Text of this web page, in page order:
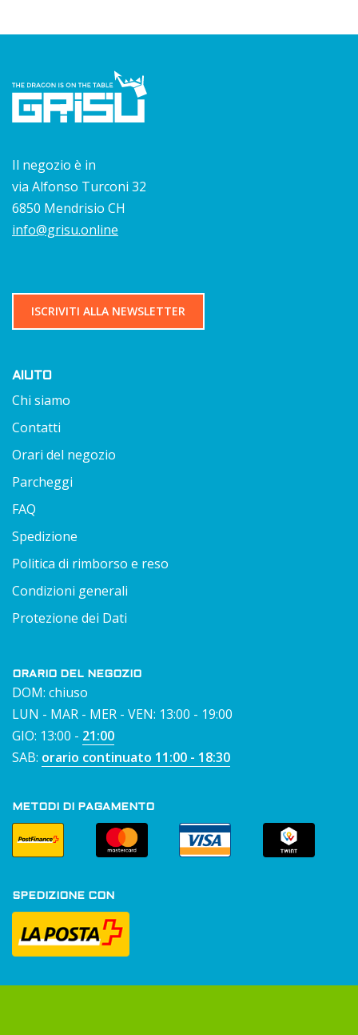
Il negozio è in
via Alfonso Turconi 32
6850 Mendrisio CH
info@grisu.online
ISCRIVITI ALLA NEWSLETTER
AIUTO
Chi siamo
Contatti
Orari del negozio
Parcheggi
FAQ
Spedizione
Politica di rimborso e reso
Condizioni generali
Protezione dei Dati
ORARIO DEL NEGOZIO
DOM: chiuso
LUN - MAR - MER - VEN: 13:00 - 19:00
GIO: 13:00 - 21:00
SAB: orario continuato 11:00 - 18:30
METODI DI PAGAMENTO
SPEDIZIONE CON